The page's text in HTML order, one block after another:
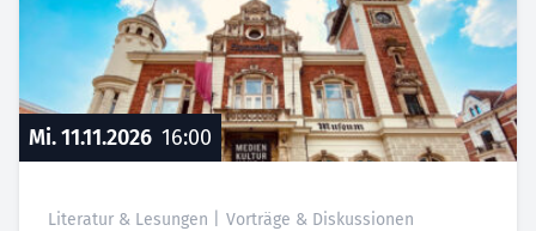
Mi. 11.11.2026 16:00
Literatur & Lesungen Vorträge & Diskussionen